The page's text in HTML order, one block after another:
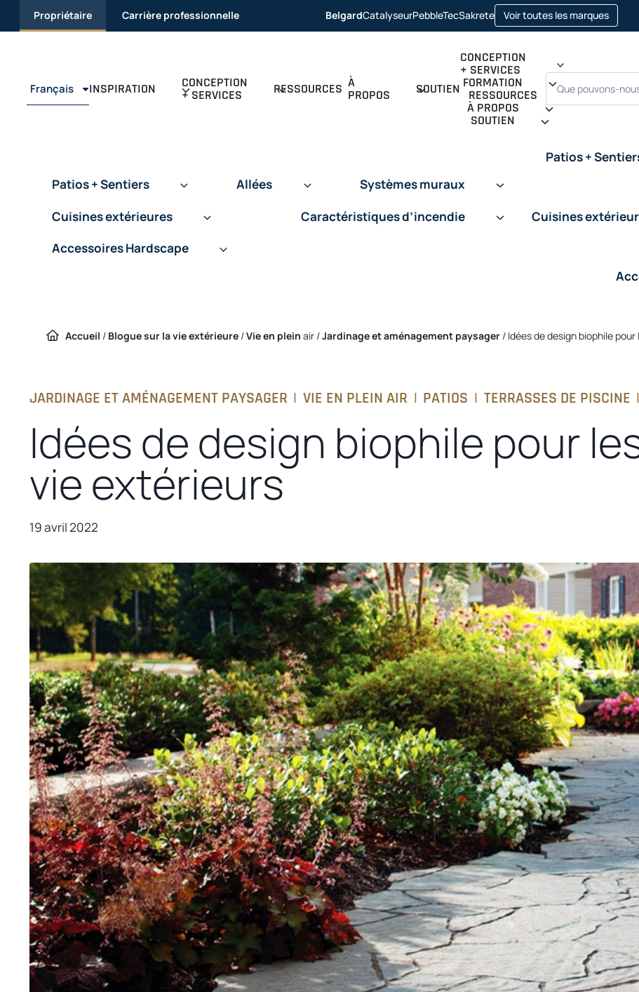
PasserPropriétaire Carrière professionnelle BelgardCatalyseur
opens
in
PebbleTec
opens
in
Sakrete
opens
in
tab
Voir toutes les marquesopens
in
a
Français INSPIRATION CONCEPTION
+ SERVICES RESSOURCES À
PROPOS SOUTIEN
CONCEPTION
+ SERVICES
FORMATION
RESSOURCES
À PROPOS
SOUTIEN
Recherche
Patios + Sentiers Allées
Systèmes muraux
Cuisines extérieures
Caractéristiques d’incendie
Accessoires Hardscape
Patios +
Cuisines
Accueil / Blogue sur la vie extérieure /Vie en plein air /Jardinage et aménagement paysager / Idées de design biophile
JARDINAGE ET AMÉNAGEMENT PAYSAGER | VIE EN PLEIN AIR | PATIOS | TERRASSES DE PISCINE |
Idées de design biophile pour
vie extérieurs
19 avril 2022